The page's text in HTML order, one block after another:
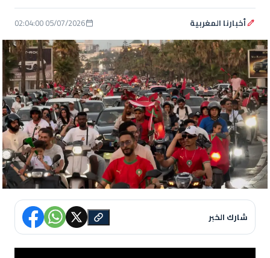
أخبارنا المغربية 05/07/2026 02:04:00
شارك الخبر